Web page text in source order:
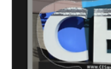
려놓고 다시 S펜의 버튼을 눌러서 캡
는 넓은 공간..